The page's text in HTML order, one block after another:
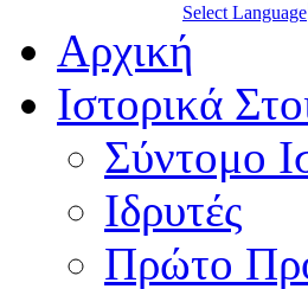
Select Language
Αρχική
Ιστορικά
Σύντομο
Ιδρυτές
Πρώτο